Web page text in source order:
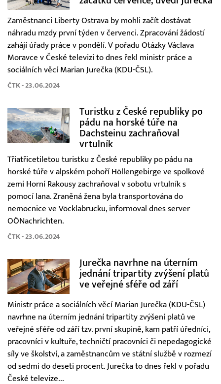
Zaměstnanci Liberty Ostrava by mohli začít dostávat
náhradu mzdy první týden v červenci. Zpracování žádostí
zahájí úřady práce v pondělí. V pořadu Otázky Václava
Moravce v České televizi to dnes řekl ministr práce a
sociálních věcí Marian Jurečka (KDU-ČSL).
ČTK - 23.06.2024
Turistku z České republiky po
pádu na horské túře na
Dachsteinu zachraňoval
vrtulník
Třiatřicetiletou turistku z České republiky po pádu na
horské túře v alpském pohoří Höllengebirge ve spolkové
zemi Horní Rakousy zachraňoval v sobotu vrtulník s
pomocí lana. Zraněná žena byla transportována do
nemocnice ve Vöcklabrucku, informoval dnes server
OÖNachrichten.
ČTK - 23.06.2024
Jurečka navrhne na úterním
jednání tripartity zvýšení platů
ve veřejné sféře od září
Ministr práce a sociálních věcí Marian Jurečka (KDU-ČSL)
navrhne na úterním jednání tripartity zvýšení platů ve
veřejné sféře od září tzv. první skupině, kam patří úředníci,
pracovníci v kultuře, techničtí pracovníci či nepedagogické
síly ve školství, a zaměstnancům ve státní službě v rozmezí
od sedmi do deseti procent. Jurečka to dnes řekl v pořadu
České televize...